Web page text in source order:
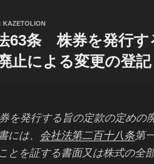
KAZETOLION
63条 株券を発行す
止による変更の登記
を発行する旨の定款の定めの
には、 会社法第二百十八条第
とを証する書面又は株式の全